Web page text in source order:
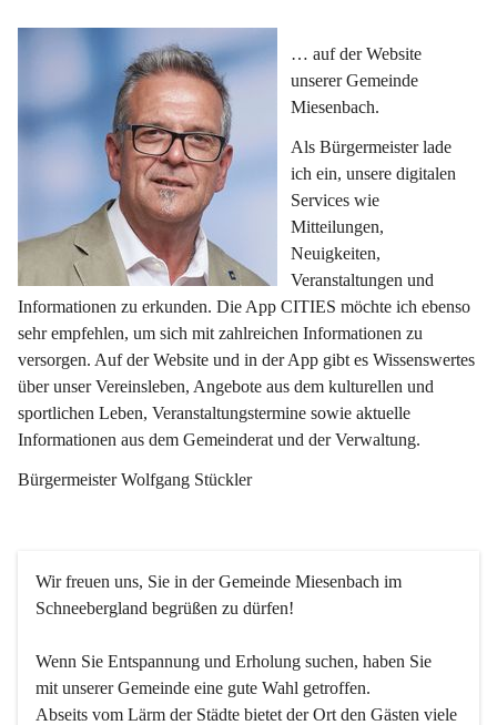
… auf der Website
unserer Gemeinde
Miesenbach.
Als Bürgermeister lade
ich ein, unsere digitalen
Services wie
Mitteilungen,
Neuigkeiten,
Veranstaltungen und
Informationen zu erkunden. Die App CITIES möchte ich ebenso
sehr empfehlen, um sich mit zahlreichen Informationen zu
versorgen. Auf der Website und in der App gibt es Wissenswertes
über unser Vereinsleben, Angebote aus dem kulturellen und
sportlichen Leben, Veranstaltungstermine sowie aktuelle
Informationen aus dem Gemeinderat und der Verwaltung.
Bürgermeister Wolfgang Stückler
Wir freuen uns, Sie in der Gemeinde Miesenbach im
Schneebergland begrüßen zu dürfen!
Wenn Sie Entspannung und Erholung suchen, haben Sie
mit unserer Gemeinde eine gute Wahl getroffen.
Abseits vom Lärm der Städte bietet der Ort den Gästen viele